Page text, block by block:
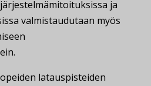
ja
valmistaudutaan myös
latauspisteiden